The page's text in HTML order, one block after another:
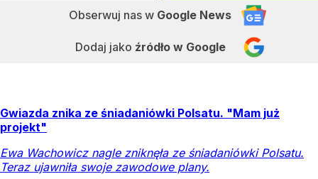
Obserwuj nas w Google News
Dodaj jako źródło w Google
Gwiazda znika ze śniadaniówki Polsatu. "Mam już
projekt"
Ewa Wachowicz nagle zniknęła ze śniadaniówki Polsatu.
Teraz ujawniła swoje zawodowe plany.